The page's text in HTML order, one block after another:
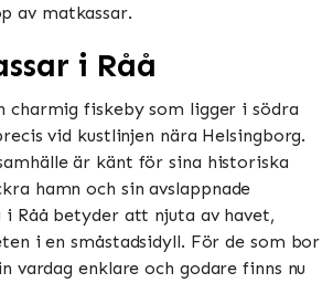
av matkassar​​.
i Råå
charmig fiskeby som ligger i södra
vid kustlinjen nära Helsingborg.
är känt för sina historiska
hamn och sin avslappnade
Råå betyder att njuta av havet,
i en småstadsidyll. För de som bor
vardag enklare och godare finns nu